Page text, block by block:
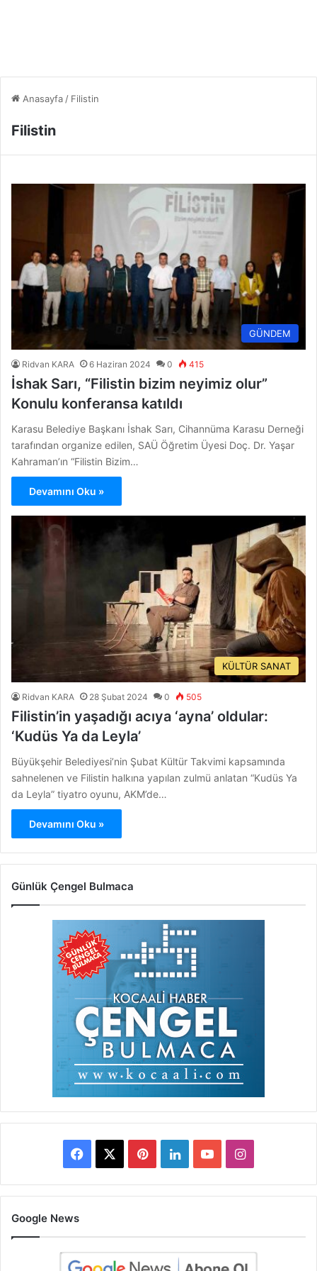
Anasayfa / Filistin
Filistin
GÜNDEM
Ridvan KARA 6 Haziran 2024 0 415
İshak Sarı, “Filistin bizim neyimiz olur”
Konulu konferansa katıldı
Karasu Belediye Başkanı İshak Sarı, Cihannüma Karasu Derneği
tarafından organize edilen, SAÜ Öğretim Üyesi Doç. Dr. Yaşar
Kahraman’ın “Filistin Bizim…
Devamını Oku »
KÜLTÜR SANAT
Ridvan KARA 28 Şubat 2024 0 505
Filistin’in yaşadığı acıya ‘ayna’ oldular:
‘Kudüs Ya da Leyla’
Büyükşehir Belediyesi’nin Şubat Kültür Takvimi kapsamında
sahnelenen ve Filistin halkına yapılan zulmü anlatan “Kudüs Ya
da Leyla” tiyatro oyunu, AKM’de…
Devamını Oku »
Günlük Çengel Bulmaca
Facebook PinterestLinkedInYouTubeInstagram
Google News